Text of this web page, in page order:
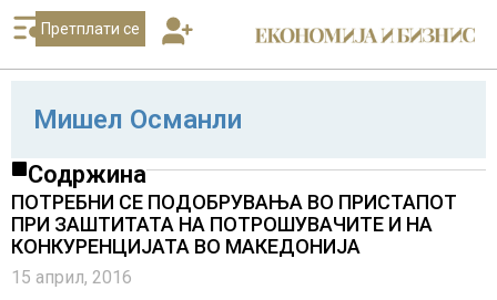
Претплати се
Мишел Османли
Содржина
ПОТРЕБНИ СЕ ПОДОБРУВАЊА ВО ПРИСТАПОТ
ПРИ ЗАШТИТАТА НА ПОТРОШУВАЧИТЕ И НА
КОНКУРЕНЦИЈАТА ВО МАКЕДОНИЈА
15 април, 2016